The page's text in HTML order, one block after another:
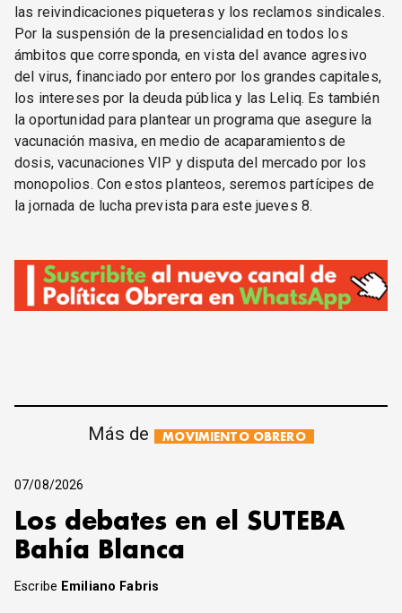
las reivindicaciones piqueteras y los reclamos sindicales.
Por la suspensión de la presencialidad en todos los
ámbitos que corresponda, en vista del avance agresivo
del virus, financiado por entero por los grandes capitales,
los intereses por la deuda pública y las Leliq. Es también
la oportunidad para plantear un programa que asegure la
vacunación masiva, en medio de acaparamientos de
dosis, vacunaciones VIP y disputa del mercado por los
monopolios. Con estos planteos, seremos partícipes de
la jornada de lucha prevista para este jueves 8.
Más de MOVIMIENTO OBRERO
07/08/2026
Los debates en el SUTEBA
Bahía Blanca
Escribe Emiliano Fabris